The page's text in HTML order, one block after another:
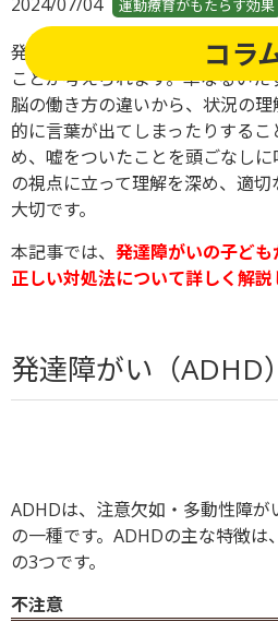
コラ
運動療育がもたらす効果
発達障がいの子どもが嘘をつく
ことが考えられます。単なるい
脳の働き方の違いから、状況の
的に言葉が出てしまったりするこ
め、嘘をついたことを頭ごなし
の視点に立って理解を深め、適
大切です。
本記事では、 発達障がいの子ど
正しい対処法について詳しく解説
発達障がい（ADHD
ADHDは、注意欠如・多動性障が
の一種です。ADHDの主な特徴
の3つです。
不注意